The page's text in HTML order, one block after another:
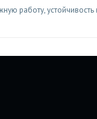
работу,